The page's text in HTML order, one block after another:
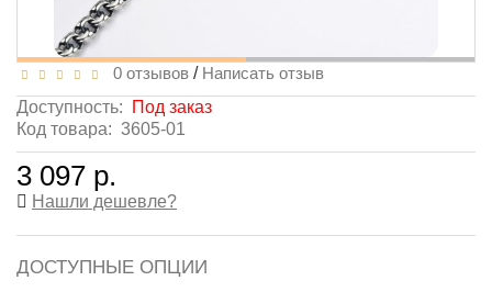
0 отзывов / Написать отзыв
Доступность:
Под заказ
Код товара: 3605-01
3 097 р.
Нашли дешевле?
ДОСТУПНЫЕ ОПЦИИ